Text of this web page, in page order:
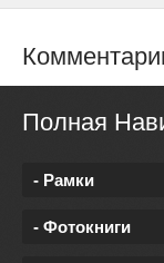
Полная
- Рамки
- Фотокниги